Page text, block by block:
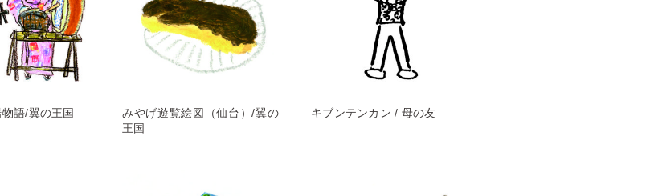
物語/翼の王国
みやげ遊覧絵図（仙台）/翼の
王国
キブンテンカン / 母の友